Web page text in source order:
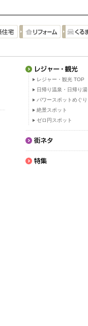
レジャー・観光 TOP
日帰り温泉・日帰り湯
パワースポットめぐり
絶景スポット
ゼロ円スポット